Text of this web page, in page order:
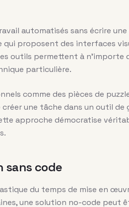
automatisés sans écrire une
qui proposent des interfaces
outils permettent à n’importe
particulière.
comme des pièces de
créer une tâche dans un outil de
approche démocratise
sans code
du temps de mise en
une solution no-code peut